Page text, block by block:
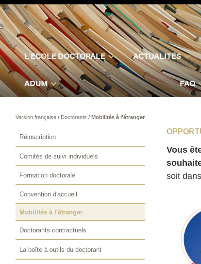
L'ECOLE DOCTORALE ACTUALITÉS
ADUM FAQ
Version française/ Doctorants/ Mobilités à l'étranger
Vous
soit
Réinscription
Comités de suivi individuels
Formation doctorale
Convention d'accueil
Mobilités à l'étranger
Doctorants contractuels
La boîte à outils du doctorant